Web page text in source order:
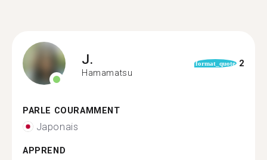
J.
Hamamatsu
format_quote 2
PARLE COURAMMENT
Japonais
APPREND